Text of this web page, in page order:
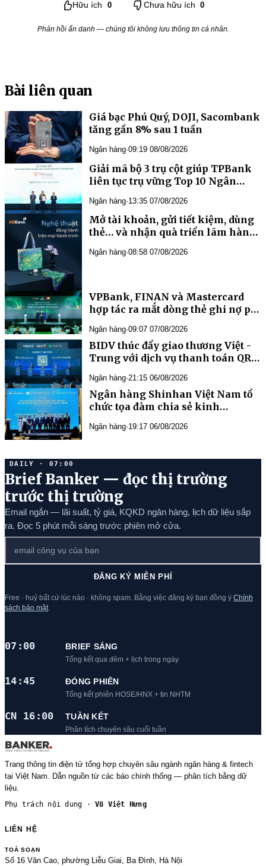
Hữu ích 0 Chưa hữu ích 0
Phản hồi ẩn danh — chúng tôi không lưu thông tin cá nhân.
Bài liên quan
Giá bạc Phú Quý, DOJI, Sacombank
tăng gần 8% sau 1 tuần
Ngân hàng·09:19 08/08/2026
liên tục trụ vững Top 10 Ngân
Ngân hàng·13:35 07/08/2026
Mở tài khoản, gửi tiết kiệm, dùng
thẻ… và nhận quà triển lãm hàng
Ngân hàng·08:58 07/08/2026
VPBank, FINAN và Mastercard
hợp tác ra mắt dòng thẻ ghi nợ phi
Ngân hàng·09:07 07/08/2026
BIDV thúc đẩy giao thương Việt -
Trung với dịch vụ thanh toán QR
Ngân hàng·21:15 06/08/2026
Ngân hàng Shinhan Việt Nam tổ
chức tọa đàm chia sẻ kinh
xếp hạng nội bộ IRB
Ngân hàng·19:17 06/08/2026
DAILY · 07:00
Brief Banker — đọc thị trường
trước thị trường
Email ngắn — lãi suất, tỷ giá, KQKD ngân hàng, lịch dữ liệu sắp
ra. Đọc 5 phút mỗi sáng trước phiên mở cửa.
ĐĂNG KÝ MIỄN PHÍ
Free · huỷ bất cứ lúc nào · không spam. Bằng việc đăng ký bạn đồng ý Chính
sách bảo mật
07:00 BRIEF SÁNG
Tổng kết qua đêm + lịch trong ngày
14:45 ĐÓNG PHIÊN
Tổng kết phiên HOSE/HNX + tin NHTM
CN 16:00 TUẦN KẾT
Phân tích chuyên sâu cuối tuần
Trang thông tin điện tử tổng hợp chuyên sâu ngành ngân hàng & fintech
tại Việt Nam. Dẫn nguồn từ các báo chính thống — phân tích bằng dữ
liệu.
Phụ trách nội dung ·Vũ Việt Hưng
LIÊN HỆ
TOÀ SOẠN
Số 16 Văn Cao, phường Liễu Giai, Ba Đình, Hà Nội